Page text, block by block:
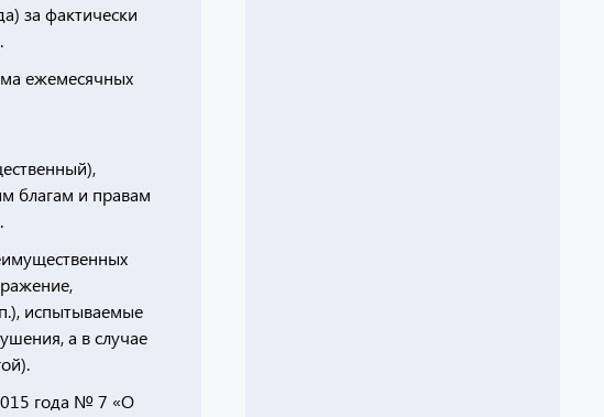
за фактически
ежемесячных
благам и правам
испытываемые
а в случае
года № 7 «О